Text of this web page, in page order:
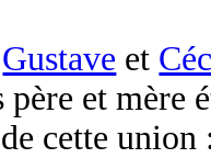
Gustave et
père et mère
cette union